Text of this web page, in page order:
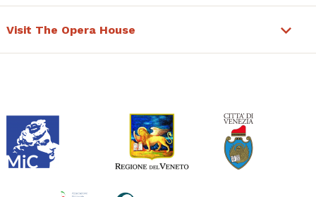
Visit The Opera House